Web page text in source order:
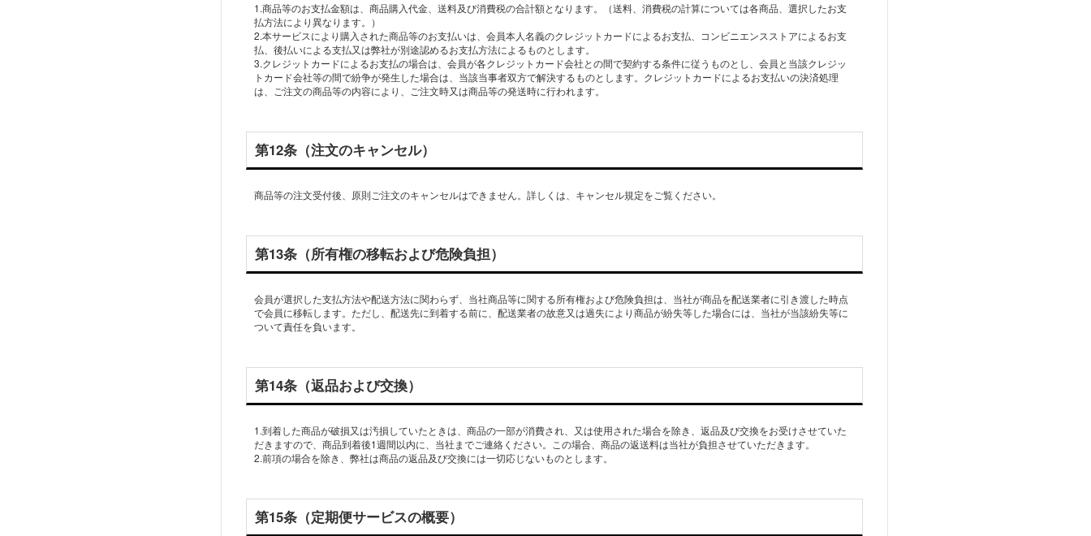
1.商品等のお支払金額は、商品購入代金、送料及び消費税の合計額となります。（送料、消費税の計算については各商品、選択したお支
払方法により異なります。）
2.本サービスにより購入された商品等のお支払いは、会員本人名義のクレジットカードによるお支払、コンビニエンスストアによるお支
払、後払いによる支払又は弊社が別途認めるお支払方法によるものとします。
3.クレジットカードによるお支払の場合は、会員が各クレジットカード会社との間で契約する条件に従うものとし、会員と当該クレジッ
トカード会社等の間で紛争が発生した場合は、当該当事者双方で解決するものとします。クレジットカードによるお支払いの決済処理
第12条（注文のキャンセル）
商品等の注文受付後、原則ご注文のキャンセルはできません。詳しくは、キャンセル規定をご覧ください。
第13条（所有権の移転および危険負担）
会員が選択した支払方法や配送方法に関わらず、当社商品等に関する所有権および危険負担は、当社が商品を配送業者に引き渡した時点
で会員に移転します。ただし、配送先に到着する前に、配送業者の故意又は過失により商品が紛失等した場合には、当社が当該紛失等に
ついて責任を負います。
第14条（返品および交換）
1.到着した商品が破損又は汚損していたときは、商品の一部が消費され、又は使用された場合を除き、返品及び交換をお受けさせていた
だきますので、商品到着後1週間以内に、当社までご連絡ください。この場合、商品の返送料は当社が負担させていただきます。
2.前項の場合を除き、弊社は商品の返品及び交換には一切応じないものとします。
第15条（定期便サービスの概要）